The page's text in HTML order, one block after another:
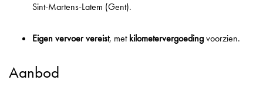
Sint-Martens-Latem (Gent).
Eigen vervoer vereist, metkilometervergoedingvoorzien.
Aanbod